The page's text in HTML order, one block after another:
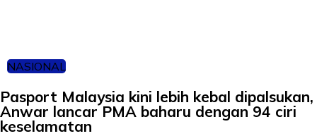
NASIONAL
Pasport Malaysia kini lebih kebal dipalsukan,
Anwar lancar PMA baharu dengan 94 ciri
keselamatan